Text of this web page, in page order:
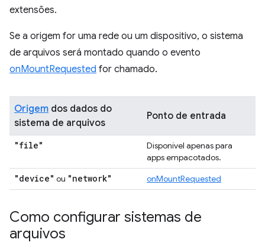
extensões.
Se a origem for uma rede ou um dispositivo, o sistema
de arquivos será montado quando o evento
onMountRequested for chamado.
Origem dos dados do
sistema de arquivos
Ponto de entrada
"file"
Disponível apenas para
apps empacotados.
"device" ou "network" onMountRequested
Como configurar sistemas de
arquivos